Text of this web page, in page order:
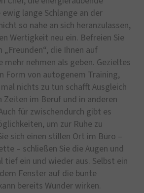
lange Schlange an der
so nahe an sich heranzulassen,
Wertigkeit neu ein. Befreien Sie
die Ihnen auf
mehr nehmen als geben. Gezieltes
Form von autogenem Training,
nichts zu tun schafft Ausgleich
Zeiten im Beruf und in anderen
für zwischendurch gibt es
um zur Ruhe zu
sich einen stillen Ort im Büro –
– schließen Sie die Augen und
tief ein und wieder aus. Selbst ein
Fenster auf die bunte
bereits Wunder wirken.